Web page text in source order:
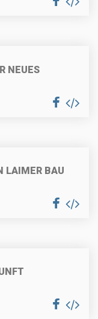
NEUES
LAIMER BAU